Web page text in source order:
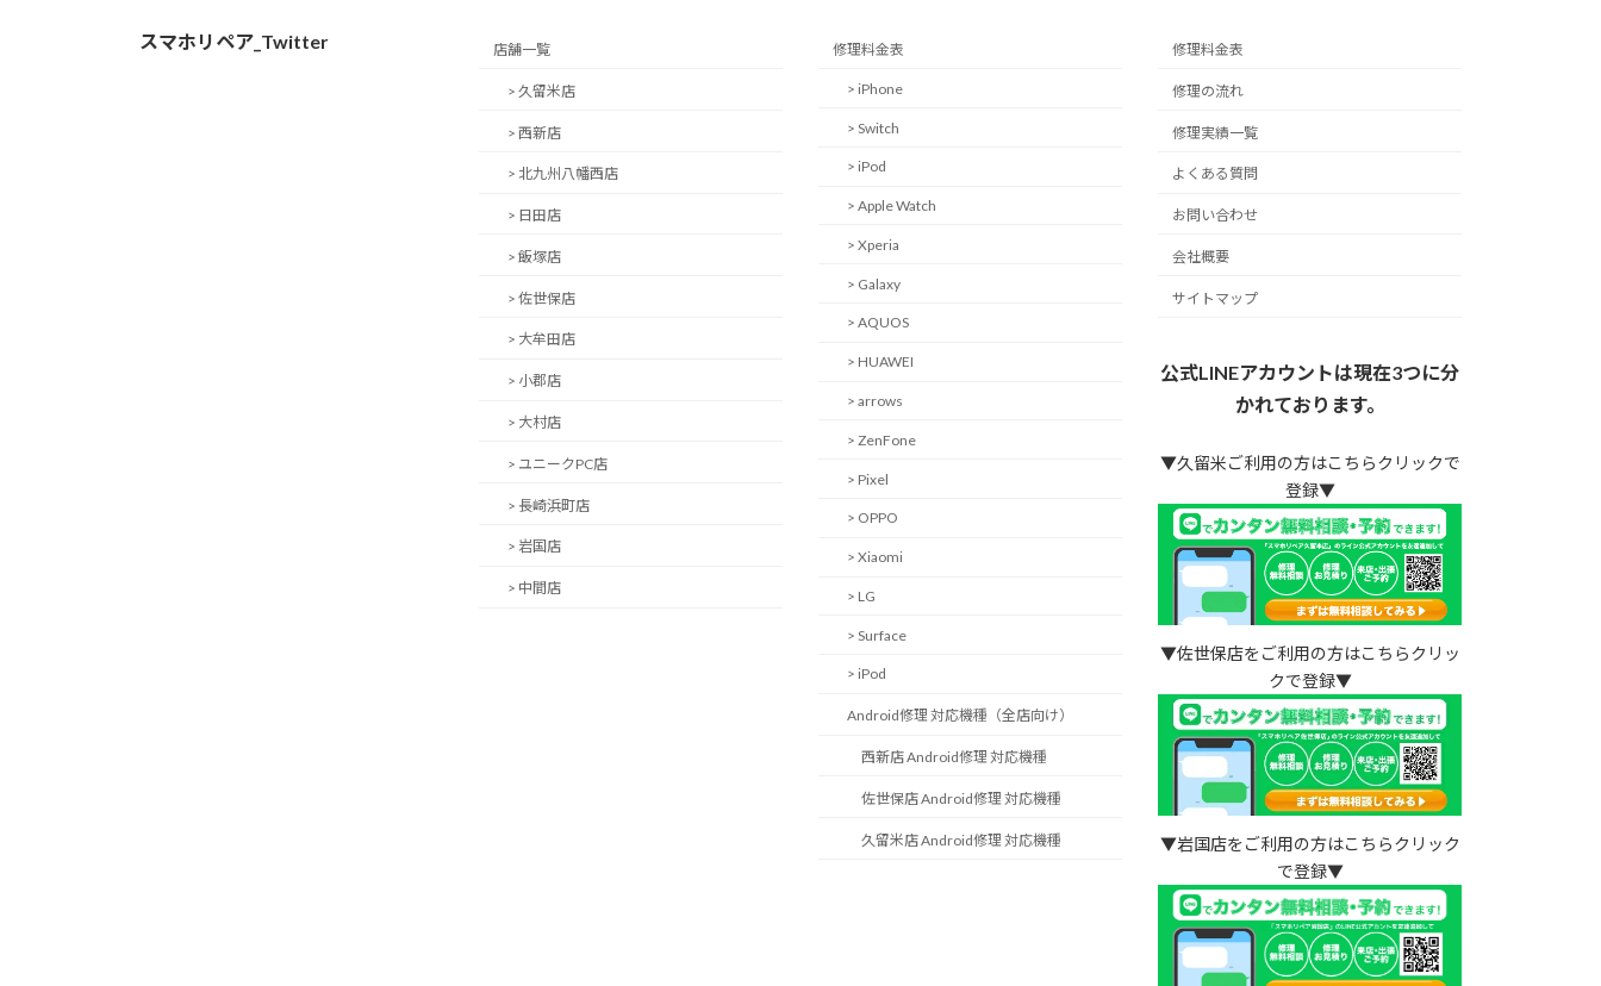
スマホリペア_Twitter 店舗一覧
> 久留米店
> 西新店
> 北九州八幡西店
> 日田店
> 飯塚店
> 佐世保店
> 大牟田店
> 小郡店
> 大村店
> ユニークPC店
> 長崎浜町店
> 岩国店
> 中間店
修理料金表
> iPhone
> Switch
> iPod
> Apple Watch
> Xperia
> Galaxy
> AQUOS
> HUAWEI
> arrows
> ZenFone
> Pixel
> OPPO
> Xiaomi
> LG
> Surface
> iPod
Android修理 対応機種（全店向け）
西新店 Android修理 対応機種
佐世保店 Android修理 対応機種
久留米店 Android修理 対応機種
修理料金表
修理の流れ
修理実績一覧
よくある質問
お問い合わせ
会社概要
サイトマップ
公式LINEアカウントは現在3つに分
かれております。
▼久留米ご利用の方はこちらクリックで
登録▼
▼佐世保店をご利用の方はこちらクリッ
クで登録▼
▼岩国店をご利用の方はこちらクリック
で登録▼